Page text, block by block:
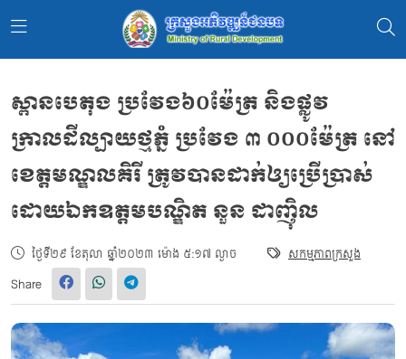
ស្ពានបេតុង ប្រវែង៦០ម៉ែត្រ និងផ្លូវ
ក្រាលដីល្បាយថ្មភ្នំ ប្រវែង ៣ ០០០ម៉ែត្រ នៅ
ខេត្តមណ្ឌលគិរី ត្រូវបានដាក់ឲ្យប្រើប្រាស់
ដោយឯកឧត្តមបណ្ឌិត នួន ដាញ៉ិល
ថ្ងៃទី២៩ ខែតុលា ឆ្នាំ២០២៣ ម៉ោង ៥:១៧ ល្ងាច សកម្មភាពក្រសួង
Share